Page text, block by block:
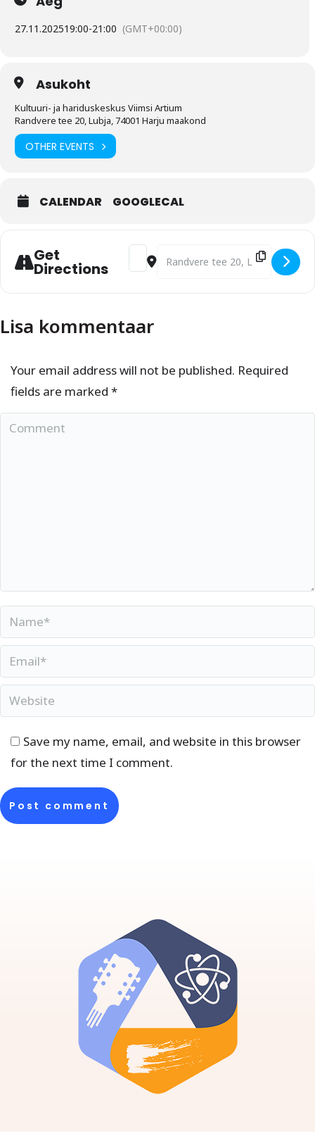
Osta pilet piletikeskusest või kohapeal!
saabub NOVEMBRI KUUMUS – Viimsi
Muusikakooli traditsiooniline kontsert,
kus lavale astuvad kooli
Rütmimuusikaosakonna bändid ja
BigBand. See on õhtu, kus kohtuvad
muusikaarmastus, mis paneb südame
kiiremini põksuma.
Kavas kõlab muusikat nii Eestist kui
kaugemalt: legendaarsetest klassikutest
ansamblitelt ja artistidelt nagu Fix,
Smilers, Traffic, Terminaator, Getter Jaani,
tatsuma ja hinge tantsima – ja kui
27.11.202519:00-21:00 (GMT+00:00)
Asukoht
Kultuuri- ja hariduskeskus Viimsi Artium
Randvere tee 20, Lubja, 74001 Harju maakond
OTHER EVENTS
CALENDAR GOOGLECAL
Get
Directions
Address - Novembri kuumus
Destination Address - Novembri
Lisa kommentaar
Your email address will not be published. Required
fields are marked *
Comment
Name *
Email *
Website
Save my name, email, and website in this browser
for the next time I comment.
Post comment